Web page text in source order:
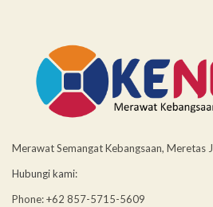
Merawat Semangat Kebangsaan, Meretas
Hubungi kami:
Phone: +62 857-5715-5609